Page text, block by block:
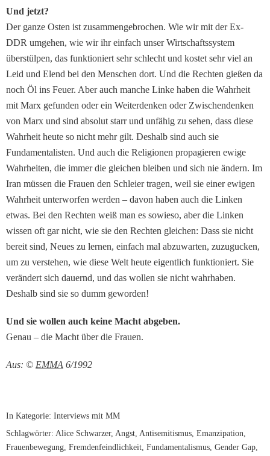
Und jetzt?
Der ganze Osten ist zusammengebrochen. Wie wir mit der Ex-
DDR umgehen, wie wir ihr einfach unser Wirtschaftssystem
überstülpen, das funktioniert sehr schlecht und kostet sehr viel an
Leid und Elend bei den Menschen dort. Und die Rechten gießen da
noch Öl ins Feuer. Aber auch manche Linke haben die Wahrheit
mit Marx gefunden oder ein Weiterdenken oder Zwischendenken
von Marx und sind absolut starr und unfähig zu sehen, dass diese
Wahrheit heute so nicht mehr gilt. Deshalb sind auch sie
Fundamentalisten. Und auch die Religionen propagieren ewige
Wahrheiten, die immer die gleichen bleiben und sich nie ändern. Im
Iran müssen die Frauen den Schleier tragen, weil sie einer ewigen
Wahrheit unterworfen werden – davon haben auch die Linken
etwas. Bei den Rechten weiß man es sowieso, aber die Linken
wissen oft gar nicht, wie sie den Rechten gleichen: Dass sie nicht
bereit sind, Neues zu lernen, einfach mal abzuwarten, zuzugucken,
um zu verstehen, wie diese Welt heute eigentlich funktioniert. Sie
verändert sich dauernd, und das wollen sie nicht wahrhaben.
Deshalb sind sie so dumm geworden!
Und sie wollen auch keine Macht abgeben.
Genau – die Macht über die Frauen.
Aus: © EMMA 6/1992
In Kategorie: Interviews mit MM
Schlagwörter: Alice Schwarzer, Angst, Antisemitismus, Emanzipation,
Frauenbewegung, Fremdenfeindlichkeit, Fundamentalismus, Gender Gap,